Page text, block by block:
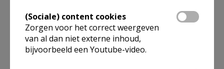
(Sociale) content cookies
Zorgen voor het correct weergeven
van al dan niet externe inhoud,
bijvoorbeeld een Youtube-video.